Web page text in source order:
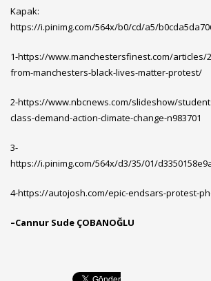
Kapak:
https://i.pinimg.com/564x/b0/cd/a5/
1-https://www.manchestersfinest.com/articles/
from-manchesters-black-lives-matter-protest/
2-https://www.nbcnews.com/slideshow/
class-demand-action-climate-change-n983701
3-
https://i.pinimg.com/564x/d3/35/01/
4-https://autojosh.com/epic-endsars-protest-
–Cannur Sude ÇOBANOĞLU